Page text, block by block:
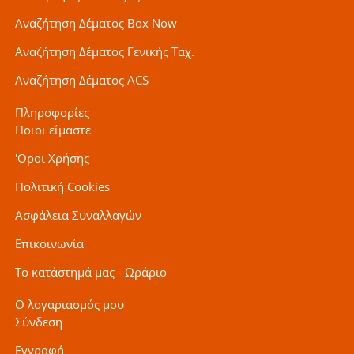
Αναζήτηση Δέματος Box Now
Αναζήτηση Δέματος Γενικής Ταχ.
Αναζήτηση Δέματος ACS
Πληροφορίες
Ποιοι είμαστε
'Οροι Χρήσης
Πολιτική Cookies
Ασφάλεια Συναλλαγών
Επικοινωνία
Το κατάστημά μας - Ωράριο
Ο λογαριασμός μου
Σύνδεση
Εγγραφή